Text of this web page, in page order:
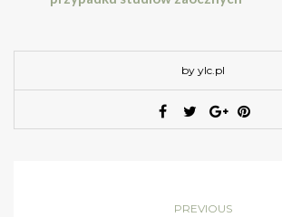
by ylc.pl
PREVIOUS